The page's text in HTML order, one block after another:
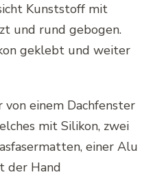
Kunststoff mit
und rund gebogen.
geklebt und weiter
mit Silikon, zwei
einer Alu
der Hand